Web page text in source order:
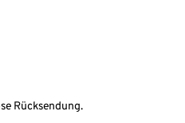
Rücksendung.